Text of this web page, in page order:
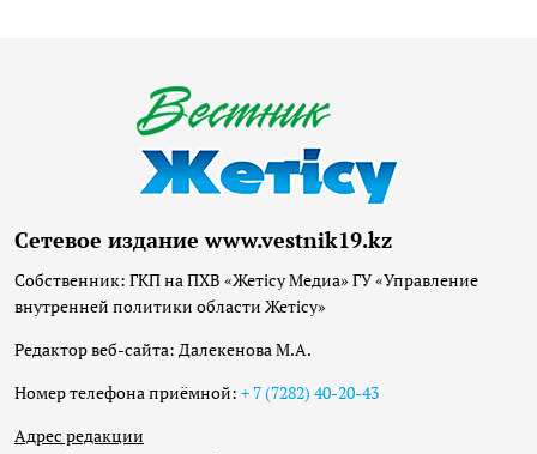
Сетевое издание www.vestnik19.kz
Собственник: ГКП на ПХВ «Жетісу Медиа» ГУ «Управление
внутренней политики области Жетісу»
Редактор веб-сайта: Далекенова М.А.
Номер телефона приёмной: + 7 (7282) 40-20-43
Адрес редакции